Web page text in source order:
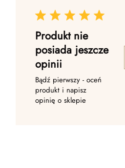
Produkt nie
posiada jeszcze
opinii
Bądź pierwszy - oceń
produkt i napisz
opinię o sklepie